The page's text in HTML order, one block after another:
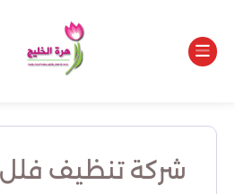
شركة تنظيف فلل